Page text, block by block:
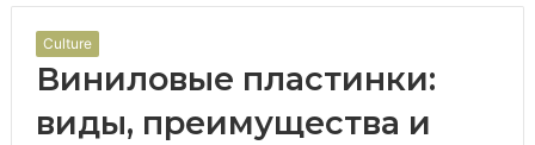
Culture
Виниловые пластинки:
виды, преимущества и